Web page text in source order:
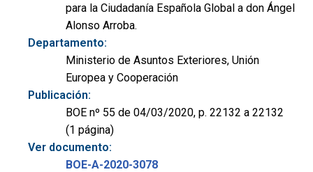
para la Ciudadanía Española Global a don Ángel
Alonso Arroba.
Departamento:
Ministerio de Asuntos Exteriores, Unión
Europea y Cooperación
Publicación:
BOE nº 55 de 04/03/2020, p. 22132 a 22132
(1 página)
Ver documento:
BOE-A-2020-3078